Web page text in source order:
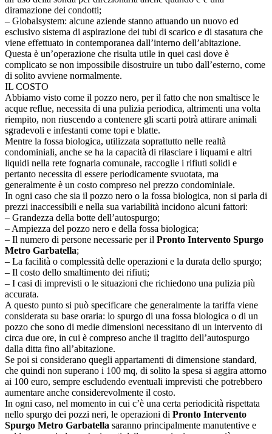
diramazione dei condotti;
– Globalsystem: alcune aziende stanno attuando un nuovo ed
esclusivo sistema di aspirazione dei tubi di scarico e di stasatura che
viene effettuato in contemporanea dall’interno dell’abitazione.
Questa è un’operazione che risulta utile in quei casi dove è
complicato se non impossibile disostruire un tubo dall’esterno, come
di solito avviene normalmente.
IL COSTO
Abbiamo visto come il pozzo nero, per il fatto che non smaltisce le
acque reflue, necessita di una pulizia periodica, altrimenti una volta
riempito, non riuscendo a contenere gli scarti potrà attirare animali
sgradevoli e infestanti come topi e blatte.
Mentre la fossa biologica, utilizzata soprattutto nelle realtà
condominiali, anche se ha la capacità di rilasciare i liquami e altri
liquidi nella rete fognaria comunale, raccoglie i rifiuti solidi e
pertanto necessita di essere periodicamente svuotata, ma
generalmente è un costo compreso nel prezzo condominiale.
In ogni caso che sia il pozzo nero o la fossa biologica, non si parla di
prezzi inaccessibili e nella sua variabilità incidono alcuni fattori:
– Grandezza della botte dell’autospurgo;
– Ampiezza del pozzo nero e della fossa biologica;
– Il numero di persone necessarie per il Pronto Intervento Spurgo
Metro Garbatella;
– La facilità o complessità delle operazioni e la durata dello spurgo;
– Il costo dello smaltimento dei rifiuti;
– I casi di imprevisti o le situazioni che richiedono una pulizia più
accurata.
A questo punto si può specificare che generalmente la tariffa viene
considerata su base oraria: lo spurgo di una fossa biologica o di un
pozzo che sono di medie dimensioni necessitano di un intervento di
circa due ore, in cui è compreso anche il tragitto dell’autospurgo
dalla ditta fino all’abitazione.
Se poi si considerano quegli appartamenti di dimensione standard,
che quindi non superano i 100 mq, di solito la spesa si aggira attorno
ai 100 euro, sempre escludendo eventuali imprevisti che potrebbero
aumentare anche considerevolmente il costo.
In ogni caso, nel momento in cui c’è una certa periodicità rispettata
nello spurgo dei pozzi neri, le operazioni di Pronto Intervento
Spurgo Metro Garbatella saranno principalmente manutentive e